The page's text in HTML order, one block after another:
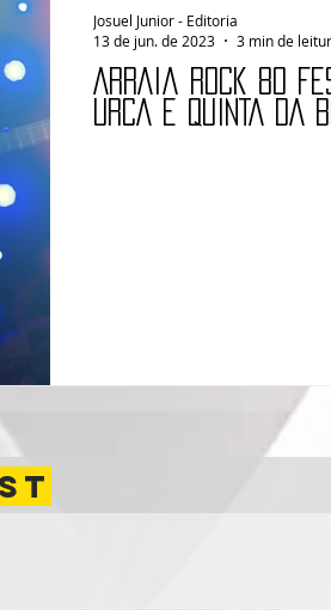
ARRAIÁ ROCK 80
URCA E QUINTA DA
Josuel Junior - Editoria
13 de jun. de 2023
3 min de